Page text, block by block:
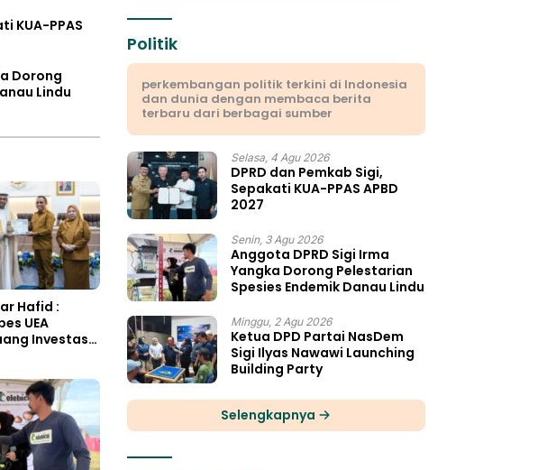
KUA-PPAS
Dorong
Lindu
Hafid :
UEA
Investasi
Politik
perkembangan politik terkini di Indonesia
dan dunia dengan membaca berita
terbaru dari berbagai sumber
Selasa, 4 Agu 2026
DPRD dan Pemkab Sigi,
Sepakati KUA-PPAS APBD
2027
Senin, 3 Agu 2026
Anggota DPRD Sigi Irma
Yangka Dorong Pelestarian
Spesies Endemik Danau Lindu
Minggu, 2 Agu 2026
Ketua DPD Partai NasDem
Sigi Ilyas Nawawi Launching
Building Party
Selengkapnya